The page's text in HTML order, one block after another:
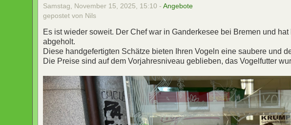
Samstag, November 15, 2025, 15:10 -Angebote
gepostet von Nils
Es ist wieder soweit. Der Chef war in Ganderkesee bei Bremen und
abgeholt.
Diese handgefertigten Schätze bieten Ihren Vogeln eine saubere und
Die Preise sind auf dem Vorjahresniveau geblieben, das Vogelfutter